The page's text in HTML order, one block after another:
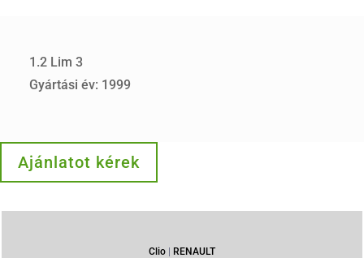
1.2 Lim 3
Gyártási év: 1999
Ajánlatot kérek
Clio | RENAULT